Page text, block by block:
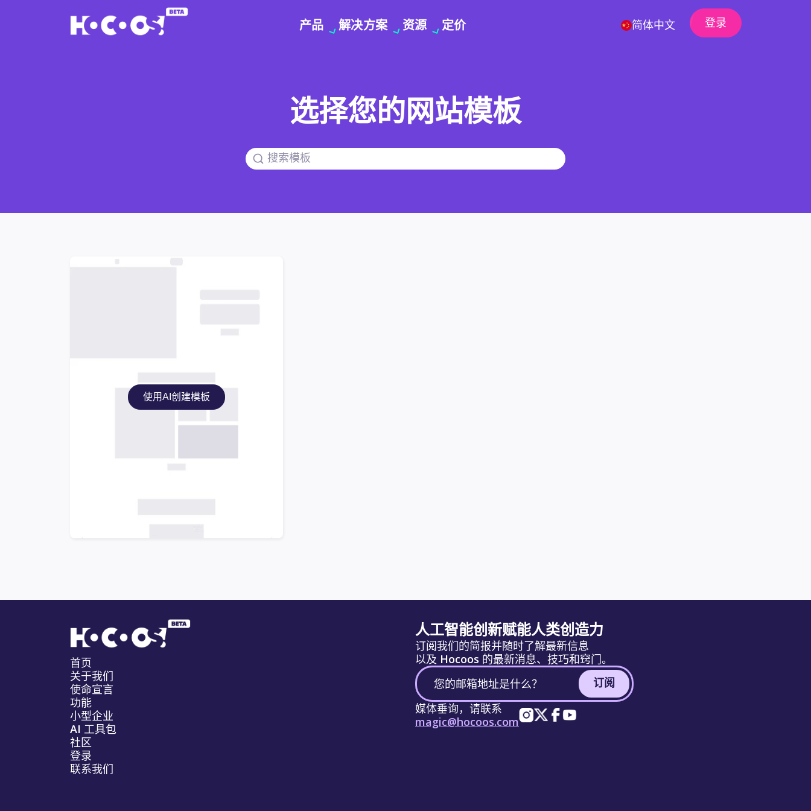
产品 解决方案 资源 定价 简体中文 登录
选择您的网站模板
使用AI创建模板
首页
关于我们
使命宣言
功能
小型企业
AI 工具包
社区
登录
联系我们
人工智能创新赋能人类创造力
订阅我们的简报并随时了解最新信息
以及 Hocoos 的最新消息、技巧和窍门。
订阅
媒体垂询，请联系
magic@hocoos.com